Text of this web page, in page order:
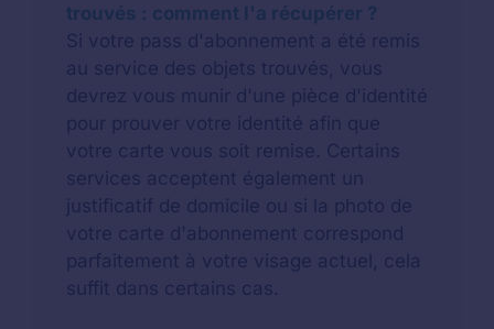
trouvés : comment l'a récupérer ?
Si votre pass d'abonnement a été remis
au service des objets trouvés, vous
devrez vous munir d'une pièce d'identité
pour prouver votre identité afin que
votre carte vous soit remise. Certains
services acceptent également un
justificatif de domicile ou si la photo de
votre carte d'abonnement correspond
parfaitement à votre visage actuel, cela
suffit dans certains cas.